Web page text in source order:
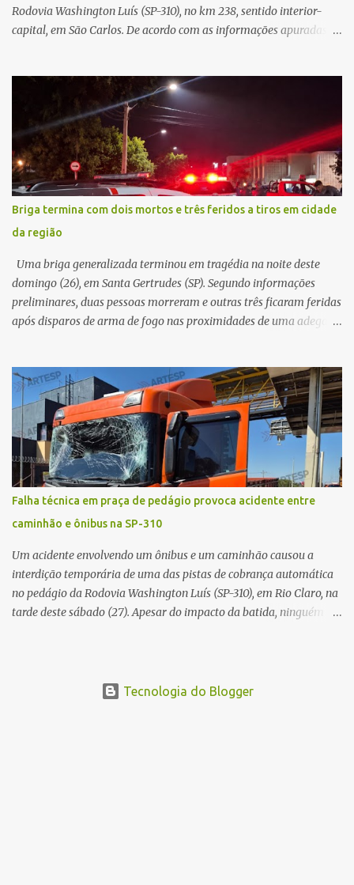
Rodovia Washington Luís (SP-310), no km 238, sentido interior-
capital, em São Carlos. De acordo com as informações apuradas no
veículo, o trânsito estava lento e congestionado devido a obras
realizadas na rodovia, momento em que ocorreu o impacto. Com
a violência da colisão, o motociclista foi arremessado ao solo.
Testemunhas relataram que o capacete teria se desprendido
durante o acidente. O jovem sofreu ferimentos gravíssimos e
morreu ainda no local. Equipes de resgate e de atendimento da
concessionária responsável pela rodovia foram acionadas e
realizaram a sinalização da via, além de prestarem socorro à
vítima. No entanto, o óbito foi constatado ainda no local do
acidente. A Polícia Militar Rodoviária compareceu para o registro
da ocorrência...
Briga termina com dois mortos e três feridos a tiros em cidade
da região
Uma briga generalizada terminou em tragédia na noite deste
domingo (26), em Santa Gertrudes (SP). Segundo informações
preliminares, duas pessoas morreram e outras três ficaram feridas
após disparos de arma de fogo nas proximidades de uma adega. O
começado dentro do estabelecimento e se estendido para a área
externa, quando dois homens armados passaram a efetuar
diversos disparos. Duas vítimas morreram ainda no local. Outras
três pessoas foram baleadas e socorridas. Até o momento, não
foram divulgadas informações oficiais sobre o estado de saúde dos
feridos. Equipes da Polícia Militar de Santa Gertrudes atenderam a
ocorrência e isolaram a área para o trabalho da perícia. Até a
última atualização, nenhum suspeito havia sido preso. A Polícia
Civil investigará a motivação da briga, a autoria dos disparos e as
circunstâncias do crime. A ocorrência segue em anda...
Falha técnica em praça de pedágio provoca acidente entre
caminhão e ônibus na SP-310
Um acidente envolvendo um ônibus e um caminhão causou a
interdição temporária de uma das pistas de cobrança automática
no pedágio da Rodovia Washington Luís (SP-310), em Rio Claro, na
tarde deste sábado (27). Apesar do impacto da batida, ninguém
aconteceu devido a uma falha técnica na praça de cobrança.
Tecnologia do Blogger